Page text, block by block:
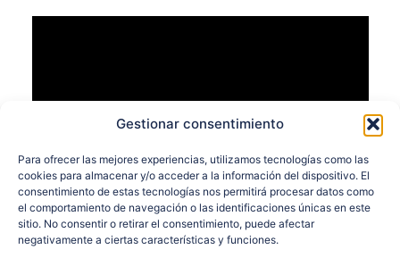
Gestionar consentimiento
Para ofrecer las mejores experiencias, utilizamos tecnologías como las
cookies para almacenar y/o acceder a la información del dispositivo. El
consentimiento de estas tecnologías nos permitirá procesar datos como
el comportamiento de navegación o las identificaciones únicas en este
sitio. No consentir o retirar el consentimiento, puede afectar
negativamente a ciertas características y funciones.
Volver a la Lección